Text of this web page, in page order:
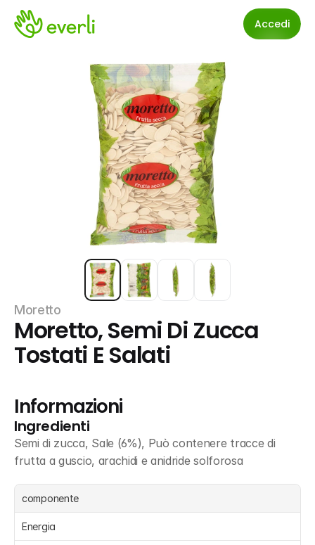
Accedi
Moretto
Moretto, Semi Di Zucca
Tostati E Salati
Informazioni
Ingredienti
Semi di zucca, Sale (6%), Può contenere tracce di
frutta a guscio, arachidi e anidride solforosa
componente
Energia